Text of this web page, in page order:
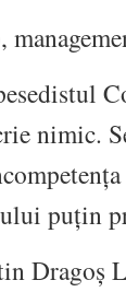
nimic.
puțin
Dragoș